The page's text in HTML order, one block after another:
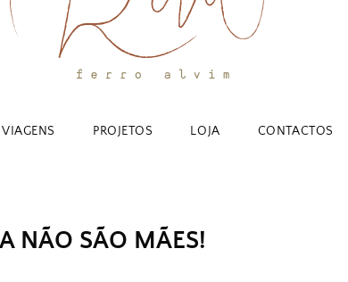
VIAGENS PROJETOS LOJA CONTACTOS
NÃO SÃO MÃES!